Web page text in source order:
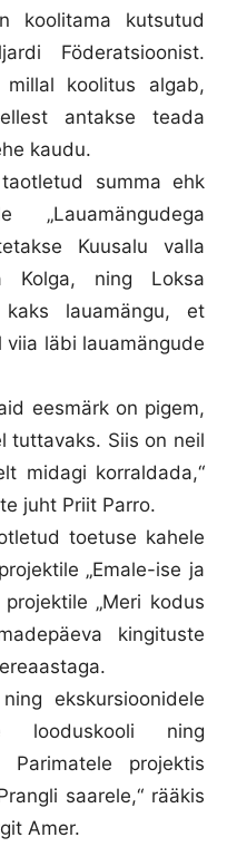
koolitama kutsutud
Föderatsioonist.
koolitus algab,
antakse teada
kaudu.
summa ehk
Kuusalu valla
Kolga, ning Loksa
kaks lauamängu, et
läbi lauamängude
eesmärk on pigem,
tuttavaks. Siis on neil
midagi korraldada,“
juht Priit Parro.
toetuse kahele
„Emale-ise ja
„Meri kodus
kingituste
ekskursioonidele
looduskooli ning
Parimatele projektis
saarele,“ rääkis
Amer.